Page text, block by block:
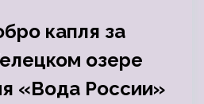
капля за
озере
«Вода России»